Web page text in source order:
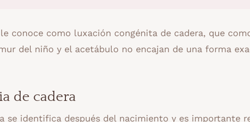
conoce como luxación congénita de cadera, que
del niño y el acetábulo no encajan de una forma
de cadera
se identifica después del nacimiento y es importante